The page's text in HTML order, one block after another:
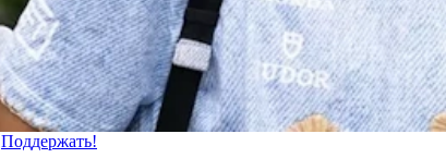
Поддержать!